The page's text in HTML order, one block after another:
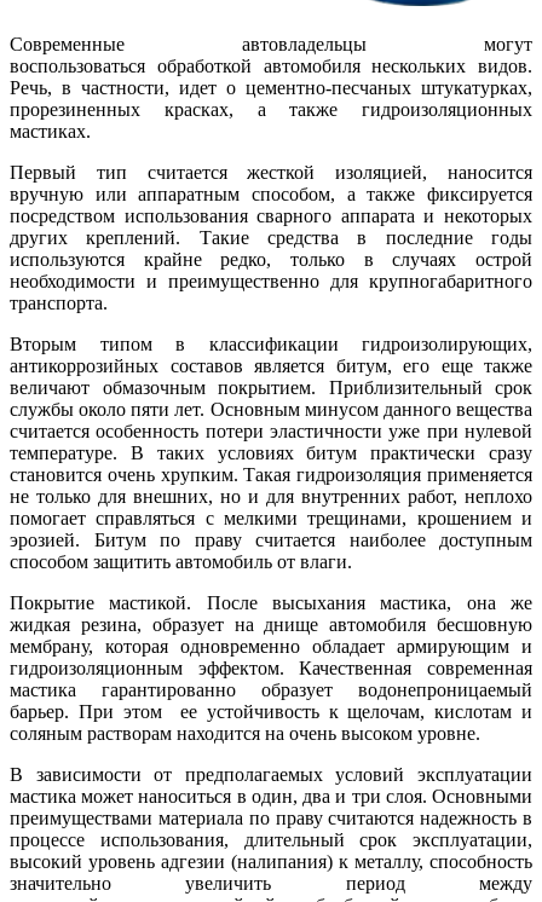
Современные автовладельцы могут
воспользоваться обработкой автомобиля нескольких видов.
Речь, в частности, идет о цементно-песчаных штукатурках,
прорезиненных красках, а также гидроизоляционных
мастиках.
Первый тип считается жесткой изоляцией, наносится
вручную или аппаратным способом, а также фиксируется
посредством использования сварного аппарата и некоторых
других креплений. Такие средства в последние годы
используются крайне редко, только в случаях острой
необходимости и преимущественно для крупногабаритного
транспорта.
Вторым типом в классификации гидроизолирующих,
антикоррозийных составов является битум, его еще также
величают обмазочным покрытием. Приблизительный срок
службы около пяти лет. Основным минусом данного вещества
считается особенность потери эластичности уже при нулевой
температуре. В таких условиях битум практически сразу
становится очень хрупким. Такая гидроизоляция применяется
не только для внешних, но и для внутренних работ, неплохо
помогает справляться с мелкими трещинами, крошением и
эрозией. Битум по праву считается наиболее доступным
способом защитить автомобиль от влаги.
Покрытие мастикой. После высыхания мастика, она же
жидкая резина, образует на днище автомобиля бесшовную
мембрану, которая одновременно обладает армирующим и
гидроизоляционным эффектом. Качественная современная
мастика гарантированно образует водонепроницаемый
барьер. При этом ее устойчивость к щелочам, кислотам и
соляным растворам находится на очень высоком уровне.
В зависимости от предполагаемых условий эксплуатации
мастика может наноситься в один, два и три слоя. Основными
преимуществами материала по праву считаются надежность в
процессе использования, длительный срок эксплуатации,
высокий уровень адгезии (налипания) к металлу, способность
значительно увеличить период между